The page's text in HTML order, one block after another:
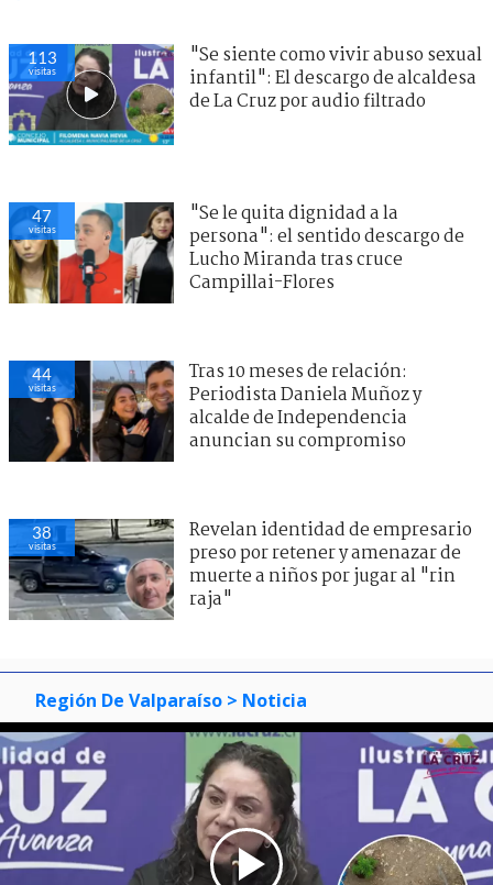
113
visitas
"Se siente como vivir abuso sexual
infantil": El descargo de alcaldesa
de La Cruz por audio filtrado
47
visitas
"Se le quita dignidad a la
persona": el sentido descargo de
Lucho Miranda tras cruce
Campillai-Flores
44
visitas
Tras 10 meses de relación:
Periodista Daniela Muñoz y
alcalde de Independencia
anuncian su compromiso
38
visitas
Revelan identidad de empresario
preso por retener y amenazar de
muerte a niños por jugar al "rin
raja"
Región De Valparaíso > Noticia